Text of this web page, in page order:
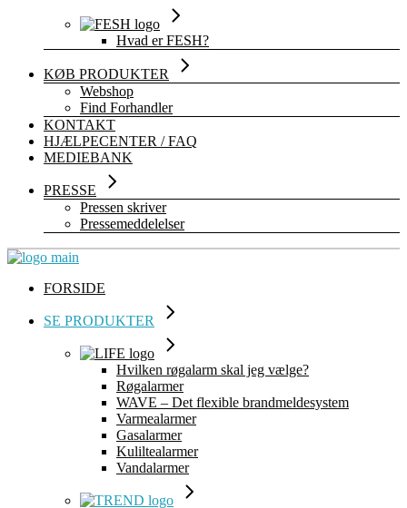
Hvad er FESH?
KØB PRODUKTER
Webshop
Find Forhandler
KONTAKT
HJÆLPECENTER / FAQ
MEDIEBANK
PRESSE
Pressen skriver
Pressemeddelelser
FORSIDE
SE PRODUKTER
Hvilken røgalarm skal jeg vælge?
Røgalarmer
WAVE – Det flexible brandmeldesystem
Varmealarmer
Gasalarmer
Kuliltealarmer
Vandalarmer